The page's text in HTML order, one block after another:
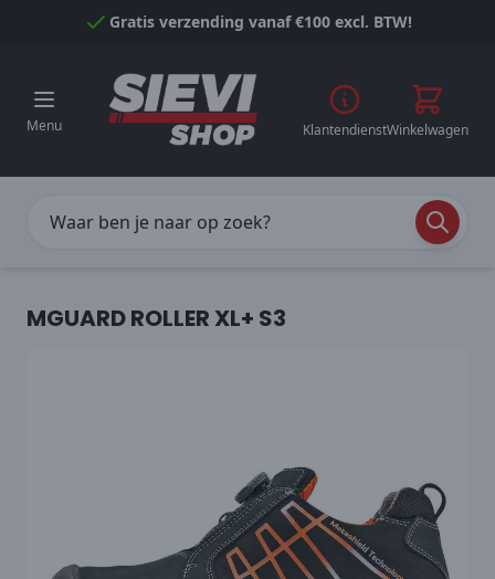
Naar inhoud gaanGratis verzending vanaf €100 excl. BTW!
Menu KlantendienstWinkelwagen
MGUARD ROLLER XL+ S3